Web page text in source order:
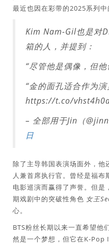
最近也因在彩带的2025系列
Kim Nam-Gil也是对
箱的人，并提到：
“尽管他是偶像，但
“金的面孔适合作为演
https://t.co/
– 全部用于Jin（
日
除了主导韩国表演场面外，他
人兼首席执行官。曾经是福
电影巡演而赢得了声誉。但是
期戏剧中的突破性角色 女王
心。
BTS粉丝长期以来一直希望他
然是一个梦想，但它在K-Pop